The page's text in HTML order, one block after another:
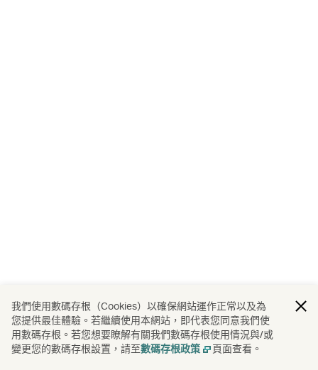
我們使用數碼存根（Cookies）以確保網站運作正常以及為
您提供最佳體驗。若繼續使用本網站，即代表您同意我們使
用數碼存根。若您想要瞭解有關我們數碼存根使用情況與/或
變更您的數碼存根設置，請至數碼存根政策 頁面查看。